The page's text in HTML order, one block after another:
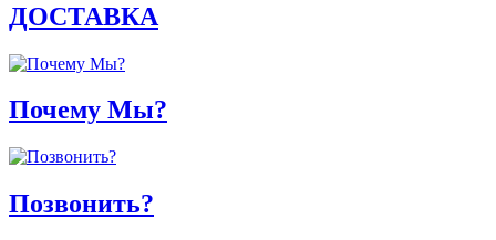
ДОСТАВКА
Почему Мы?
Позвонить?